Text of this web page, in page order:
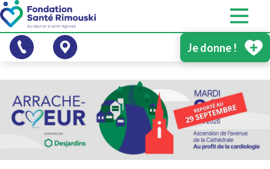
Je donne !